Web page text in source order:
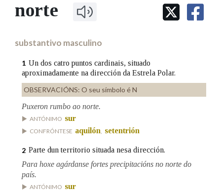
IDENTIDADE CORPORATIVA
MARCIAL DEL ADALID
FIGURAS HOMENAXEADAS
PRIMAVERA DAS LETRAS
PORTAL DAS PALABRAS
Facebook
TwitterYoutubeInstagram
Bluesky
BUSCAR NOS LEMAS
Remata por
Contén
BUSCAR NO CONTIDO
Nas definicións
norte
substantivo masculino
1 Un dos catro puntos cardinais, situado
aproximadamente na dirección da Estrela Polar.
OBSERVACIÓNS: O seu símbolo é N
Puxeron rumbo ao norte.
ANTÓNIMO sur
CONFRÓNTESE aquilón setentrión
2 Parte dun territorio situada nesa dirección.
Para hoxe agárdanse fortes precipitacións no norte do
país.
ANTÓNIMO sur